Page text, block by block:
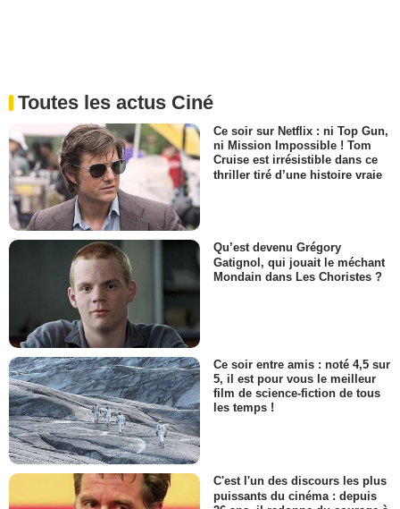
Toutes les actus Ciné
Ce soir sur Netflix : ni Top Gun,
ni Mission Impossible ! Tom
Cruise est irrésistible dans ce
thriller tiré d’une histoire vraie
Qu’est devenu Grégory
Gatignol, qui jouait le méchant
Mondain dans Les Choristes ?
Ce soir entre amis : noté 4,5 sur
5, il est pour vous le meilleur
film de science-fiction de tous
les temps !
C'est l'un des discours les plus
puissants du cinéma : depuis